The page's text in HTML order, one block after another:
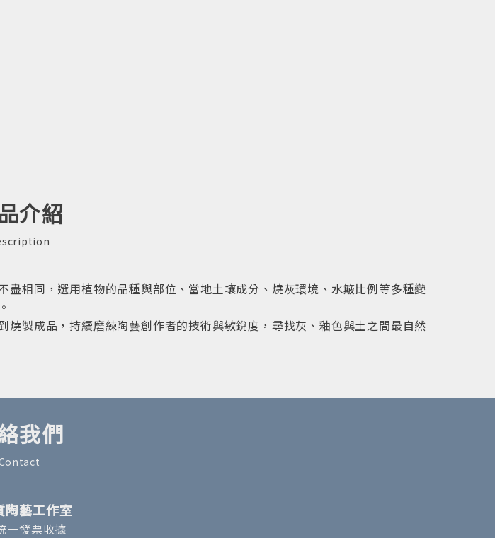
介紹
相同，選用植物的品種與部位、當地土壤成分、燒灰環境、水簸比例等多種變
製成品，持續磨練陶藝創作者的技術與敏銳度，尋找灰、釉色與土之間最自然
我們
陶藝工作室
一發票收據